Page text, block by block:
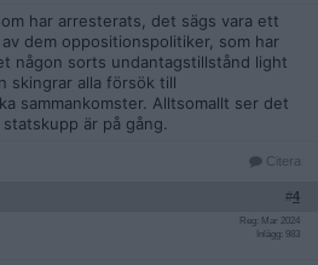
har arresterats, det sägs vara ett
dem oppositionspolitiker, som har
någon sorts undantagstillstånd light
skingrar alla försök till
sammankomster. Alltsomallt ser det
är på gång.
Citera
#4
Reg: Mar 2024
Inlägg: 983